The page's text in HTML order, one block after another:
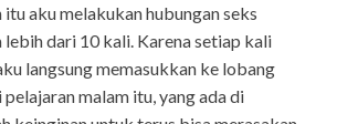
aku melakukan hubungan seks
lebih dari 10 kali. Karena setiap kali
langsung memasukkan ke lobang
malam itu, yang ada di